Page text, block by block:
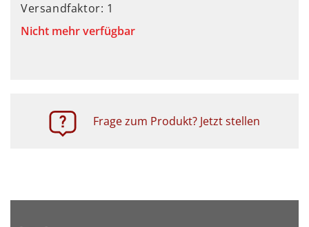
Versandfaktor: 1
Nicht mehr verfügbar
Frage zum Produkt? Jetzt stellen